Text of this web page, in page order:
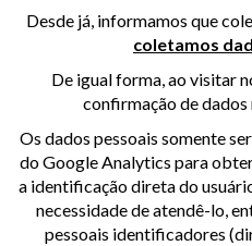
Desde já, informamos que
coletamos
De igual forma, ao visitar
confirmação de dados
Os dados pessoais somente
do Google Analytics para
a identificação direta do
necessidade de atendê-lo,
pessoais identificadores